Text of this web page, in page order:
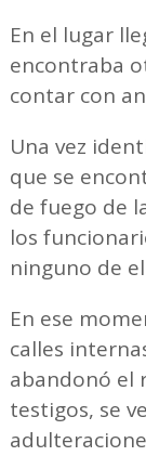
En el lugar
encontraba
contar con
Una vez
que se
de fuego de
los
ninguno de
En ese
calles
abandonó el
testigos, se